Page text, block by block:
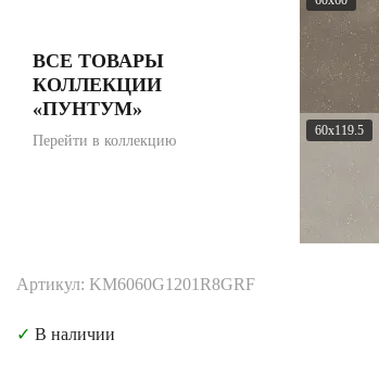
ВСЕ ТОВАРЫ
КОЛЛЕКЦИИ
«ПУНТУМ»
Перейти в коллекцию
60x119.5
Артикул: KM6060G1201R8GRF
✓ В наличии